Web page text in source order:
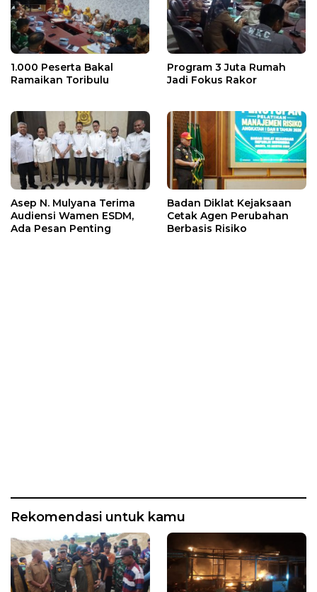
1.000 Peserta Bakal
Ramaikan Toribulu
Program 3 Juta Rumah
Jadi Fokus Rakor
Asep N. Mulyana Terima
Audiensi Wamen ESDM,
Ada Pesan Penting
Badan Diklat Kejaksaan
Cetak Agen Perubahan
Berbasis Risiko
Rekomendasi untuk kamu